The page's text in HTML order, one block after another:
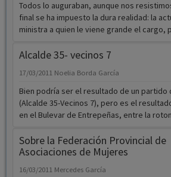
Todos lo auguraban, aunque nos
final se ha impuesto la dura realidad: la
ministra a quien le viene grande el cargo,
Alcalde 35- vecinos 7
17/03/2011 Noelia Borda García
Bien podría ser el resultado de un partido
(Alcalde 35-Vecinos 7), pero es el
en el Bulevar de Entrepeñas, entre la
Sobre la Federación Provincial de
Asociaciones de Mujeres
16/03/2011 Mercedes García